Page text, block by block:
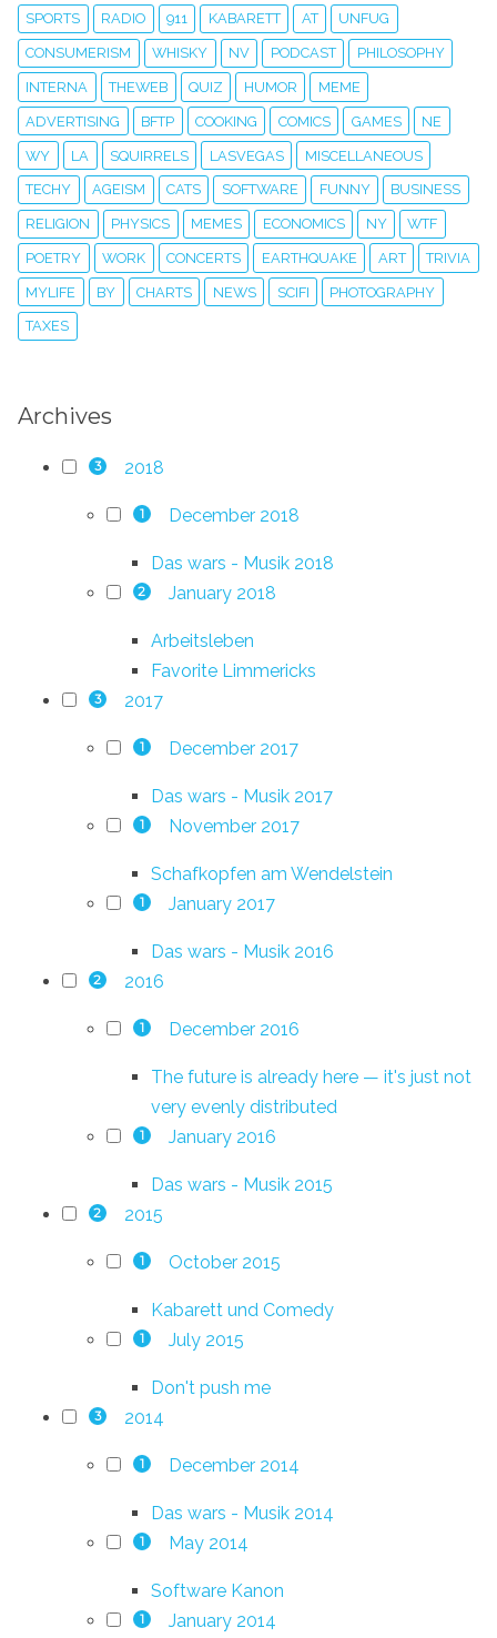
SPORTS RADIO 911 KABARETT AT UNFUG
CONSUMERISM WHISKY NV PODCAST PHILOSOPHY
INTERNA THEWEB QUIZ HUMOR MEME
ADVERTISING BFTP COOKING COMICS GAMES NE
WY LA SQUIRRELS LASVEGAS MISCELLANEOUS
TECHY AGEISM CATS SOFTWARE FUNNY BUSINESS
RELIGION PHYSICS MEMES ECONOMICS NY WTF
POETRY WORK CONCERTS EARTHQUAKE ART TRIVIA
MYLIFE BY CHARTS NEWS SCIFI PHOTOGRAPHY
TAXES
Archives
3 2018
1 December 2018
Das wars - Musik 2018
2 January 2018
Arbeitsleben
Favorite Limmericks
3 2017
1 December 2017
Das wars - Musik 2017
1 November 2017
Schafkopfen am Wendelstein
1 January 2017
Das wars - Musik 2016
2 2016
1 December 2016
The future is already here — it's just not
very evenly distributed
1 January 2016
Das wars - Musik 2015
2 2015
1 October 2015
Kabarett und Comedy
1 July 2015
Don't push me
3 2014
1 December 2014
Das wars - Musik 2014
1 May 2014
Software Kanon
1 January 2014